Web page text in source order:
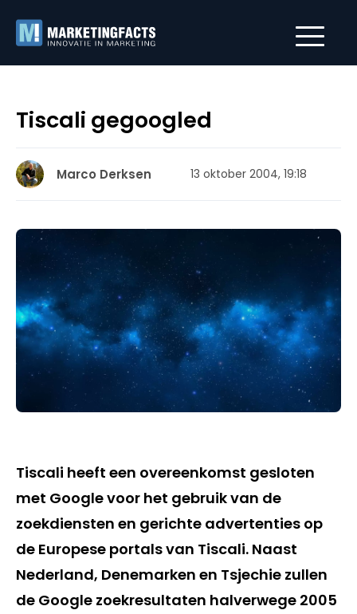
Tiscali gegoogled
Marco Derksen 13 oktober 2004, 19:18
Tiscali heeft een overeenkomst gesloten
met Google voor het gebruik van de
zoekdiensten en gerichte advertenties op
de Europese portals van Tiscali. Naast
Nederland, Denemarken en Tsjechie zullen
de Google zoekresultaten halverwege 2005